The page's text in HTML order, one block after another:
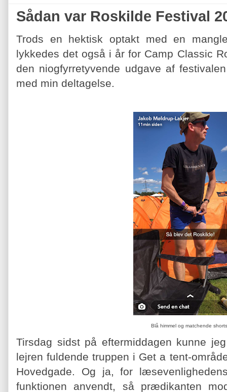
Sådan var Roskilde Festival
Trods en hektisk optakt med en
lykkedes det også i år for Camp Classic
den niogfyrretyvende udgave af
med min deltagelse.
Blå himmel og matchende
Tirsdag sidst på eftermiddagen kunne
lejren fuldende truppen i Get a tent-
Hovedgade. Og ja, for
funktionen anvendt, så prædikanten